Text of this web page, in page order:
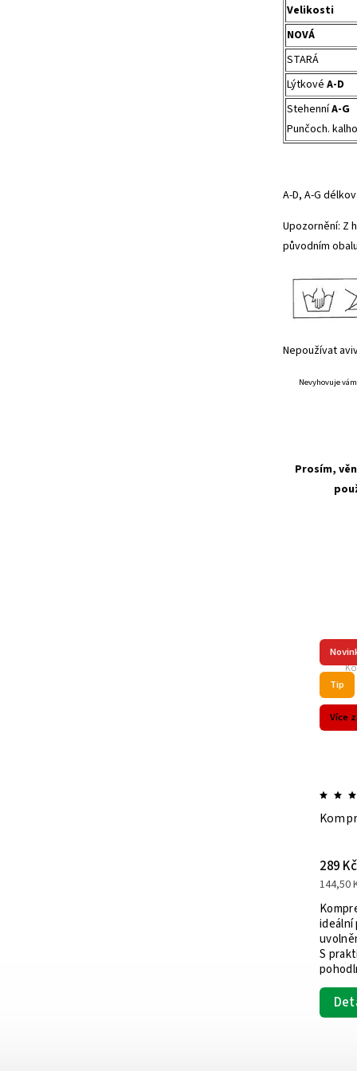
Velikosti
NOVÁ
STARÁ
Lýtkové A-D
StehenníA-G
Punčoch.
A-D, A-G
Upozornění: Z
původním
Nepoužívat
Nevyhovuje
Prosím,
Tip
Více
289 Kč
144,50
ideální
S